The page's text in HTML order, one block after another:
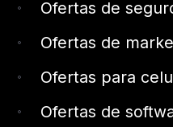
Ofertas de
Ofertas de
Ofertas para
Ofertas de